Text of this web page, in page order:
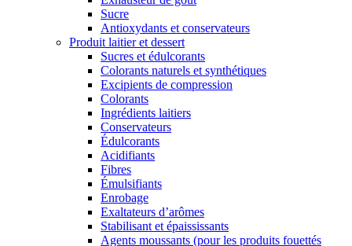
Sucre
Antioxydants et conservateurs
Produit laitier et dessert
Sucres et édulcorants
Colorants naturels et synthétiques
Excipients de compression
Colorants
Ingrédients laitiers
Conservateurs
Édulcorants
Acidifiants
Fibres
Émulsifiants
Enrobage
Exaltateurs d’arômes
Stabilisant et épaississants
Agents moussants (pour les produits fouettés